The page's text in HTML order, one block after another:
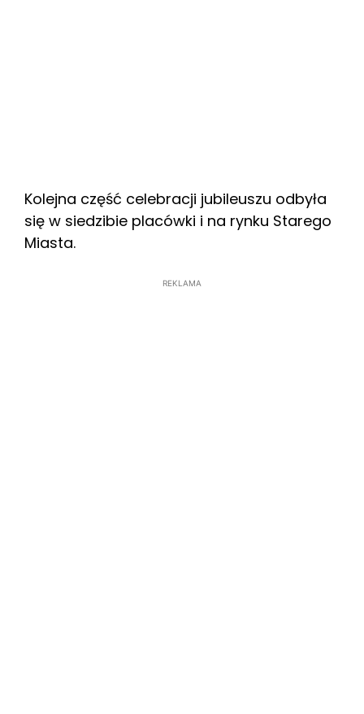
Kolejna część celebracji jubileuszu odbyła
się w siedzibie placówki i na rynku Starego
Miasta.
REKLAMA